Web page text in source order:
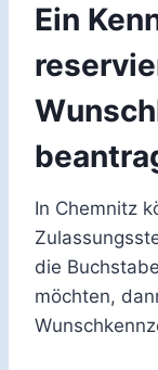
Ein
In Chemnitz
die
möchten,